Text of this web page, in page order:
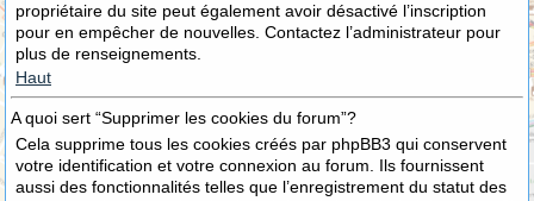
propriétaire du site peut également avoir désactivé l’inscription
pour en empêcher de nouvelles. Contactez l’administrateur pour
plus de renseignements.
Haut
A quoi sert “Supprimer les cookies du forum”?
Cela supprime tous les cookies créés par phpBB3 qui conservent
votre identification et votre connexion au forum. Ils fournissent
aussi des fonctionnalités telles que l’enregistrement du statut des